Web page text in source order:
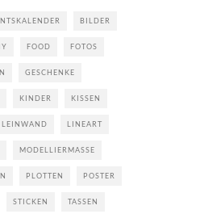
BILDER
FOOD FOTOS
GESCHENKE
KINDER KISSEN
LEINWAND LINEART
MODELLIERMASSE
PLOTTEN POSTER
STICKEN TASSEN